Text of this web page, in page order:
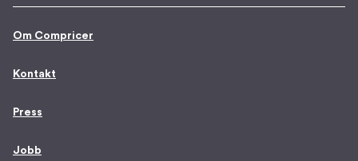
Om Compricer
Kontakt
Press
Jobb